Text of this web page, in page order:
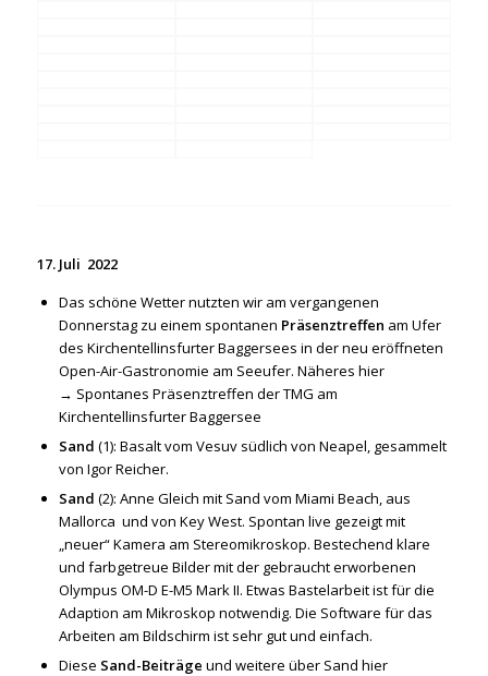
17. Juli 2022
Das schöne Wetter nutzten wir am vergangenen
Donnerstag zu einem spontanen Präsenztreffen am Ufer
des Kirchentellinsfurter Baggersees in der neu eröffneten
Open-Air-Gastronomie am Seeufer. Näheres hier
→ Spontanes Präsenztreffen der TMG am
Kirchentellinsfurter Baggersee
Sand (1): Basalt vom Vesuv südlich von Neapel, gesammelt
von Igor Reicher.
Sand (2): Anne Gleich mit Sand vom Miami Beach, aus
Mallorca und von Key West. Spontan live gezeigt mit
„neuer“ Kamera am Stereomikroskop. Bestechend klare
und farbgetreue Bilder mit der gebraucht erworbenen
Olympus OM-D E-M5 Mark II. Etwas Bastelarbeit ist für die
Adaption am Mikroskop notwendig. Die Software für das
Arbeiten am Bildschirm ist sehr gut und einfach.
Diese Sand-Beiträge und weitere über Sand hier